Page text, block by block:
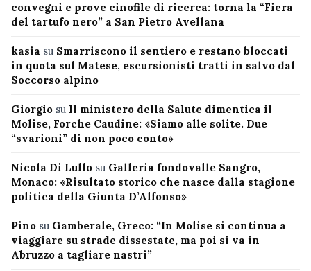
convegni e prove cinofile di ricerca: torna la “Fiera
del tartufo nero” a San Pietro Avellana
kasia su Smarriscono il sentiero e restano bloccati
in quota sul Matese, escursionisti tratti in salvo dal
Soccorso alpino
Giorgio su Il ministero della Salute dimentica il
Molise, Forche Caudine: «Siamo alle solite. Due
“svarioni” di non poco conto»
Nicola Di Lullo su Galleria fondovalle Sangro,
Monaco: «Risultato storico che nasce dalla stagione
politica della Giunta D’Alfonso»
Pino su Gamberale, Greco: “In Molise si continua a
viaggiare su strade dissestate, ma poi si va in
Abruzzo a tagliare nastri”